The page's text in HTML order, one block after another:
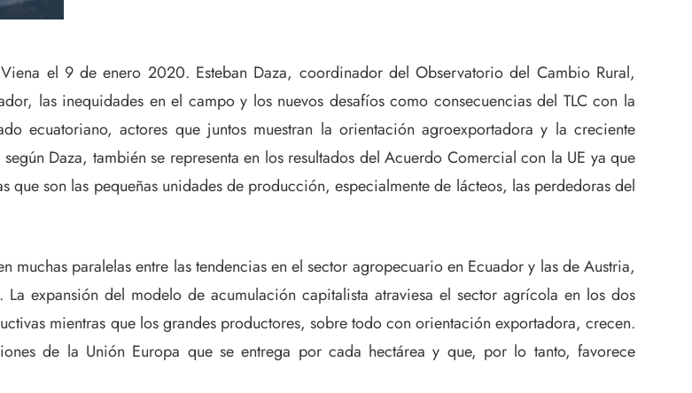
el 9 de enero 2020. Esteban Daza, coordinador del Observatorio del Cambio Rural,
las inequidades en el campo y los nuevos desafíos como consecuencias del TLC con la
ecuatoriano, actores que juntos muestran la orientación agroexportadora y la creciente
Daza, también se representa en los resultados del Acuerdo Comercial con la UE ya que
que son las pequeñas unidades de producción, especialmente de lácteos, las perdedoras del
paralelas entre las tendencias en el sector agropecuario en Ecuador y las de Austria,
expansión del modelo de acumulación capitalista atraviesa el sector agrícola en los dos
mientras que los grandes productores, sobre todo con orientación exportadora, crecen.
de la Unión Europa que se entrega por cada hectárea y que, por lo tanto, favorece